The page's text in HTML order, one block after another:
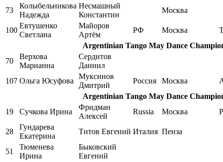
73
Колыбельникова
Надежда
Несмашный
Константин
Москва
100
Евтушенко
Светлана
Майоров
Артём
РФ Москва
Argentinian Tango May Dance
70
Верхова
Марианна
Сердитов
Даниил
107 Ольга Юсуфова
Муксинов
Дмитрий
Россия Москва
Argentinian Tango May Dance
19
Сучкова Ирина
Фридман
Алексей
Russia Москва
28
Гундарева
Екатерина
Титов Евгений Италия Пенза
51
Тюменева
Ирина
Быковский
Евгений